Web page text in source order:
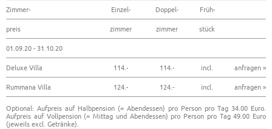
Zimmer- Einzel- Doppel-
Früh-
preis
zimmer zimmer
stück
01.09.20 - 31.10.20
Deluxe Villa
114.- 114.- incl.
anfragen »
Rummana Villa
124.- 124.- incl. anfragen »
Optional: Aufpreis auf Halbpension (= Abendessen) pro Person pro Tag 34.00 Euro.
Aufpreis auf Vollpension (= Mittag und Abendessen) pro Person pro Tag 49.00 Euro
(jeweils excl. Getränke).